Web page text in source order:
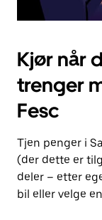
Kjør når
trenger
Fesc
Tjen penger i
(der dette er
deler – etter
bil eller velge